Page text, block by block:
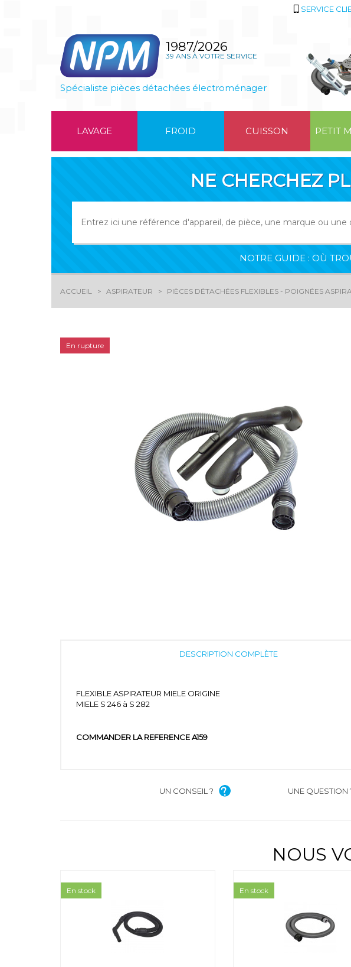
SERVICE
1987/2026
39 ANS À VOTRE SERVICE
Spécialiste pièces détachées électroménager
LAVAGE FROID CUISSON PETIT
NE CHERCHEZ
NOTRE GUIDE : OÙ
ACCUEIL ASPIRATEUR PIÈCES DÉTACHÉES FLEXIBLES - POIGNÉES
En rupture
DESCRIPTION COMPLÈTE
FLEXIBLE ASPIRATEUR MIELE ORIGINE
MIELE S 246 à S 282
COMMANDER LA REFERENCE A159
UN CONSEIL ? UNE QUESTION
NOUS
En stock En stock